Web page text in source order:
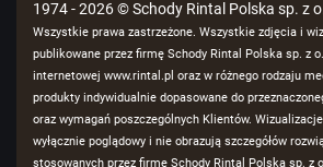
1974 - 2026 © Schody Rintal Polska sp. z
Wszystkie prawa zastrzeżone. Wszystkie zdjęcia i
publikowane przez firmę Schody Rintal Polska sp. z
internetowej www.rintal.pl oraz w różnego rodzaju
produkty indywidualnie dopasowane do
oraz wymagań poszczególnych Klientów.
wyłącznie poglądowy i nie obrazują szczegółów
stosowanych przez firmę Schody Rintal Polska sp. z